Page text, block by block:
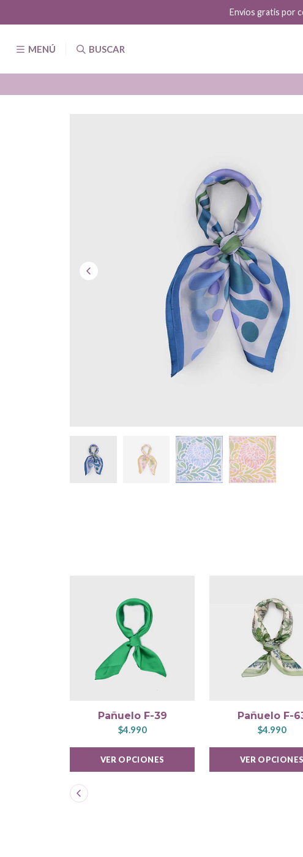
MENÚ BUSCAR
Envíos gratis por
Pañuelo F-39
$4.990
VER OPCIONES
Pañuelo F-
$4.990
VER OPCIONES